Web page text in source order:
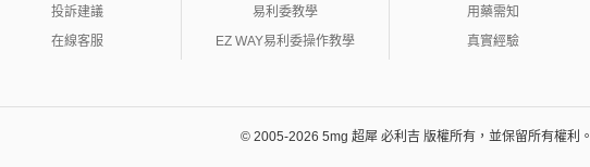
投訴建議
在線客服
易利委教學
EZ WAY易利委操作教學
用藥需知
真實經驗
© 2005-2026 5mg 超犀 必利吉 版權所有，並保留所有權利。